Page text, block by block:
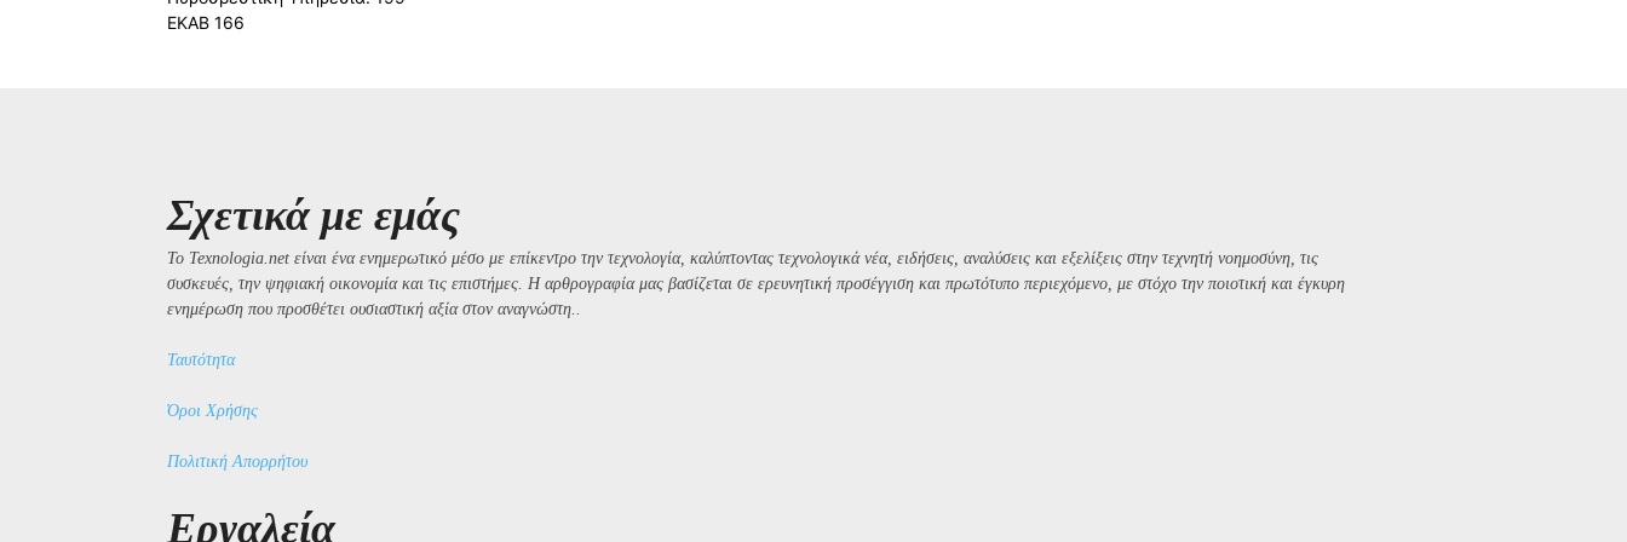
ΕΚΑΒ 166
Σχετικά με εμάς
Το Texnologia.net είναι ένα ενημερωτικό μέσο με επίκεντρο την τεχνολογία, καλύπτοντας τεχνολογικά νέα, ειδήσεις, αναλύσεις και εξελίξεις στην τεχνητή νοημοσύνη, τις
συσκευές, την ψηφιακή οικονομία και τις επιστήμες. Η αρθρογραφία μας βασίζεται σε ερευνητική προσέγγιση και πρωτότυπο περιεχόμενο, με στόχο την ποιοτική και έγκυρη
ενημέρωση που προσθέτει ουσιαστική αξία στον αναγνώστη..
Ταυτότητα
Όροι Χρήσης
Πολιτική Απορρήτου
Εργαλεία